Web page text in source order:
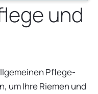
und
Pflege-
um Ihre Riemen und